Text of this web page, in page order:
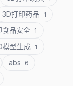
3D打印药品 1
食品安全 1
模型生成 1
abs 6